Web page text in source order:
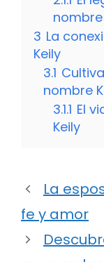
nombre
3 La
Keily
3.1
nombre
3.1.1 El
Keily
La
fe y amor